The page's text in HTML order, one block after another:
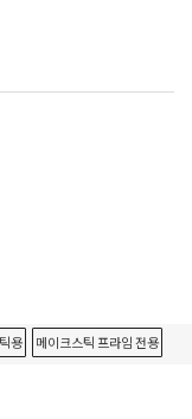
용 메이크스틱 프라임 전용